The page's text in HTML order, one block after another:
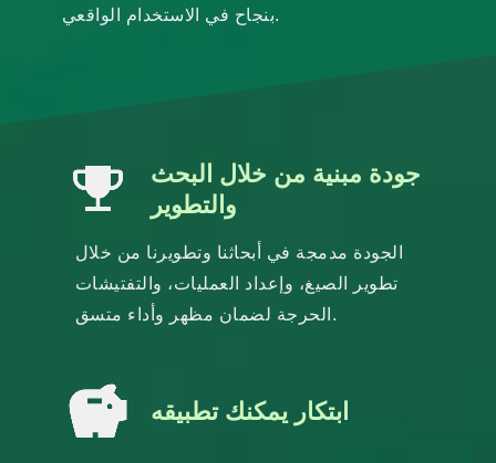
بنجاح في الاستخدام الواقعي.
جودة مبنية من خلال البحث
والتطوير
الجودة مدمجة في أبحاثنا وتطويرنا من خلال
تطوير الصيغ، وإعداد العمليات، والتفتيشات
الحرجة لضمان مظهر وأداء متسق.
ابتكار يمكنك تطبيقه